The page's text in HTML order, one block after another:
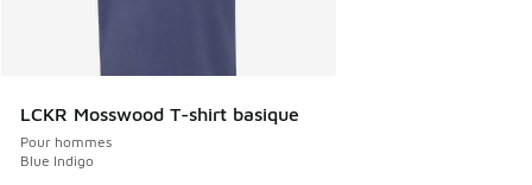
LCKR Mosswood T-shirt basique
Pour hommes
Blue Indigo